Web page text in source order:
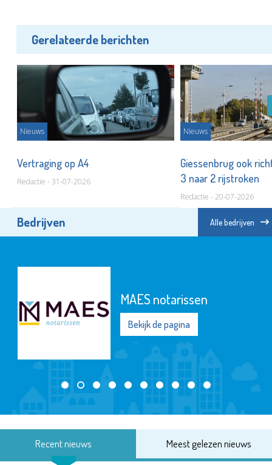
Gerelateerde berichten
Nieuws
Vertraging op A4
Redactie - 31-07-2026
Nieuws
Giessenbrug ook
3 naar 2 rijstroken
Redactie - 20-07-2026
Bedrijven Alle bedrijven
MAES notarissen
Bekijk de pagina
Recent nieuws Meest gelezen nieuws